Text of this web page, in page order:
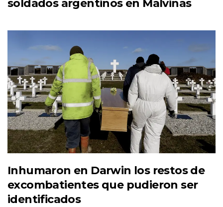
soldados argentinos en Malvinas
Inhumaron en Darwin los restos de
excombatientes que pudieron ser
identificados